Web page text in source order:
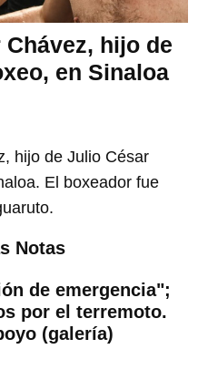
Chávez, hijo de
en Sinaloa
hijo de Julio César
El boxeador fue
Notas
de emergencia";
por el terremoto.
(galería)